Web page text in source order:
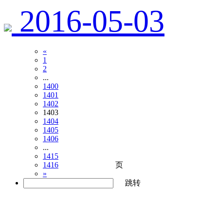
2016-05-03
«
1
2
...
1400
1401
1402
1403
1404
1405
1406
...
1415
1416
»
页
跳转